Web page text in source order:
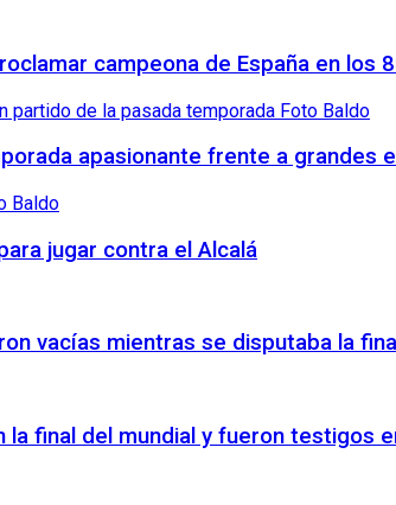
campeona de España en los
apasionante frente a grandes
jugar contra el Alcalá
vacías mientras se disputaba la
la final del mundial y fueron testigos